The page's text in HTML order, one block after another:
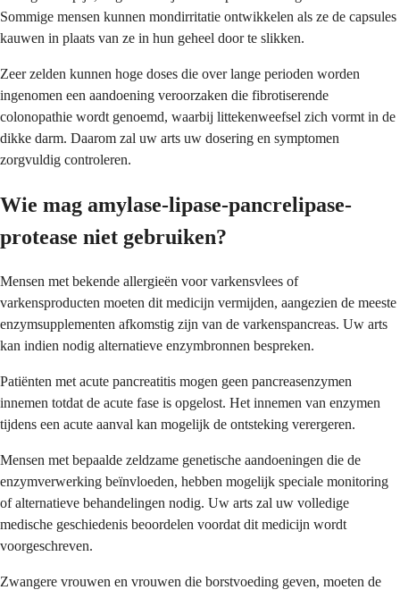
Sommige mensen kunnen mondirritatie ontwikkelen als ze de capsules
kauwen in plaats van ze in hun geheel door te slikken.
Zeer zelden kunnen hoge doses die over lange perioden worden
ingenomen een aandoening veroorzaken die fibrotiserende
colonopathie wordt genoemd, waarbij littekenweefsel zich vormt in de
dikke darm. Daarom zal uw arts uw dosering en symptomen
zorgvuldig controleren.
Wie mag amylase-lipase-pancrelipase-
protease niet gebruiken?
Mensen met bekende allergieën voor varkensvlees of
varkensproducten moeten dit medicijn vermijden, aangezien de meeste
enzymsupplementen afkomstig zijn van de varkenspancreas. Uw arts
kan indien nodig alternatieve enzymbronnen bespreken.
Patiënten met acute pancreatitis mogen geen pancreasenzymen
innemen totdat de acute fase is opgelost. Het innemen van enzymen
tijdens een acute aanval kan mogelijk de ontsteking verergeren.
Mensen met bepaalde zeldzame genetische aandoeningen die de
enzymverwerking beïnvloeden, hebben mogelijk speciale monitoring
of alternatieve behandelingen nodig. Uw arts zal uw volledige
medische geschiedenis beoordelen voordat dit medicijn wordt
voorgeschreven.
Zwangere vrouwen en vrouwen die borstvoeding geven, moeten de